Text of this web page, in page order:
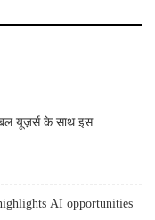
यूज़र्स के साथ इस
AI opportunities